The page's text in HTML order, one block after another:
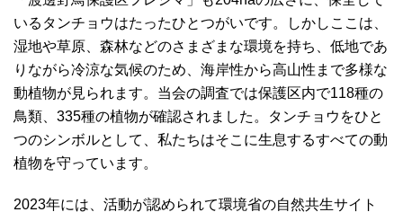
いるタンチョウはたったひとつがいです。しかしここは、
湿地や草原、森林などのさまざまな環境を持ち、低地であ
りながら冷涼な気候のため、海岸性から高山性まで多様な
動植物が見られます。当会の調査では保護区内で118種の
鳥類、335種の植物が確認されました。タンチョウをひと
つのシンボルとして、私たちはそこに生息するすべての動
植物を守っています。
2023年には、活動が認められて環境省の自然共生サイト